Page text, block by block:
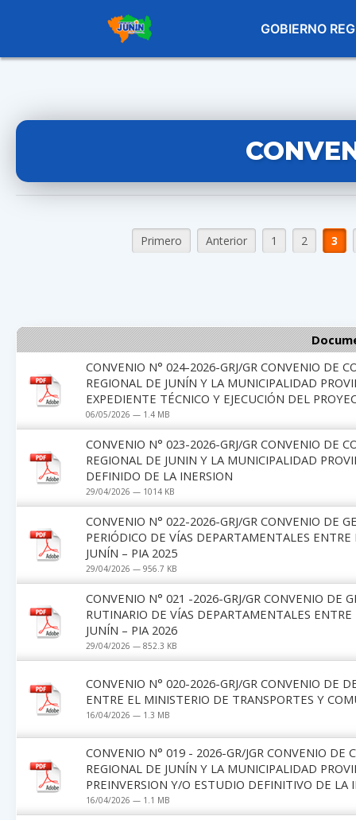
GOBIERNO
Primero Anterior 1 2 3
CONVENIO N° 024-2026-GRJ/GR CONVENIO DE
REGIONAL DE JUNÍN Y LA MUNICIPALIDAD
EXPEDIENTE TÉCNICO Y EJECUCIÓN DEL
06/05/2026 — 1.4 MB
CONVENIO N° 023-2026-GRJ/GR CONVENIO DE
REGIONAL DE JUNIN Y LA MUNICIPALIDAD
DEFINIDO DE LA INERSION
29/04/2026 — 1014 KB
CONVENIO N° 022-2026-GRJ/GR CONVENIO DE
PERIÓDICO DE VÍAS DEPARTAMENTALES
JUNÍN – PIA 2025
29/04/2026 — 956.7 KB
CONVENIO N° 021 -2026-GRJ/GR CONVENIO DE
RUTINARIO DE VÍAS DEPARTAMENTALES
JUNÍN – PIA 2026
29/04/2026 — 852.3 KB
CONVENIO N° 020-2026-GRJ/GR CONVENIO DE
ENTRE EL MINISTERIO DE TRANSPORTES Y
16/04/2026 — 1.3 MB
CONVENIO N° 019 - 2026-GR/JGR CONVENIO DE
REGIONAL DE JUNÍN Y LA MUNICIPALIDAD
PREINVERSION Y/O ESTUDIO DEFINITIVO DE LA
16/04/2026 — 1.1 MB